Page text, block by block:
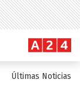
Últimas Noticias